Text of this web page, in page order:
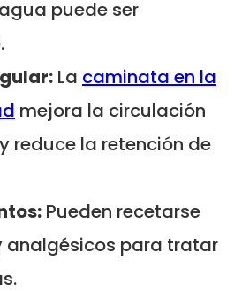
puede ser
La caminata en la
mejora la circulación
reduce la retención de
Pueden recetarse
analgésicos para tratar